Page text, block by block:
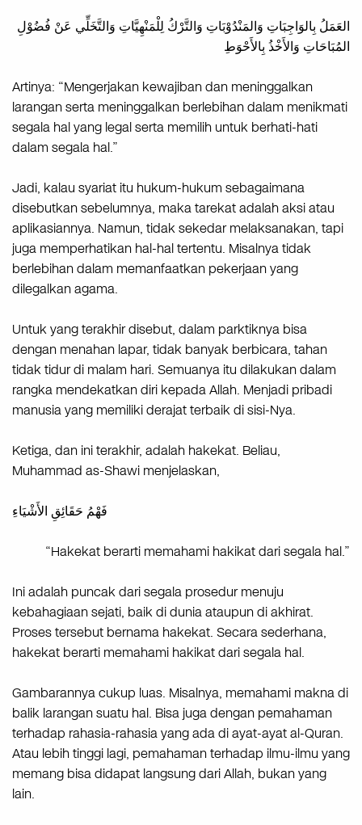
العَمَلُ بِالوَاجِبَاتِ وَالمَنْدُوْبَاتِ وَالتَّرْكُ لِلْمَنْهِيَّاتِ وَالتَّخَلِّي عَنْ فُضُوْلِ
المُبَاحَاتِ وَالأَخْذُ بِالأَحْوَطِ
Artinya: “Mengerjakan kewajiban dan meninggalkan
larangan serta meninggalkan berlebihan dalam menikmati
segala hal yang legal serta memilih untuk berhati-hati
dalam segala hal.”
Jadi, kalau syariat itu hukum-hukum sebagaimana
disebutkan sebelumnya, maka tarekat adalah aksi atau
aplikasiannya. Namun, tidak sekedar melaksanakan, tapi
juga memperhatikan hal-hal tertentu. Misalnya tidak
berlebihan dalam memanfaatkan pekerjaan yang
dilegalkan agama.
Untuk yang terakhir disebut, dalam parktiknya bisa
dengan menahan lapar, tidak banyak berbicara, tahan
tidak tidur di malam hari. Semuanya itu dilakukan dalam
rangka mendekatkan diri kepada Allah. Menjadi pribadi
manusia yang memiliki derajat terbaik di sisi-Nya.
Ketiga, dan ini terakhir, adalah hakekat. Beliau,
Muhammad as-Shawi menjelaskan,
فَهْمُ حَقَائِقِ الأَشْيَاءِ
“Hakekat berarti memahami hakikat dari segala hal.”
Ini adalah puncak dari segala prosedur menuju
kebahagiaan sejati, baik di dunia ataupun di akhirat.
Proses tersebut bernama hakekat. Secara sederhana,
hakekat berarti memahami hakikat dari segala hal.
Gambarannya cukup luas. Misalnya, memahami makna di
balik larangan suatu hal. Bisa juga dengan pemahaman
terhadap rahasia-rahasia yang ada di ayat-ayat al-Quran.
Atau lebih tinggi lagi, pemahaman terhadap ilmu-ilmu yang
memang bisa didapat langsung dari Allah, bukan yang
lain.